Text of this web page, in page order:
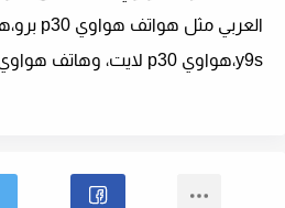
y9s،هواوي p30 لايت، وهاتف هواوي ميت 20 برو.